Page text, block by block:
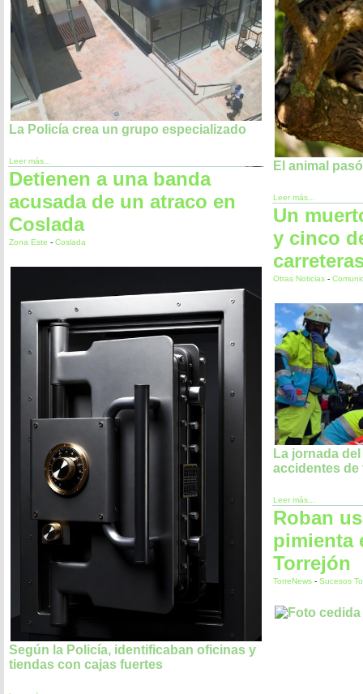
La Policía crea un grupo especializado
Leer más...
Detienen a una banda
acusada de un atraco en
Coslada
Zona Este - Coslada
Según la Policía, identificaban oficinas y
tiendas con cajas fuertes
El animal
Leer más...
Un
y cinco
Otras Noticias -
La jornada
accidentes de
Leer más...
Roban
pimienta
Torrejón
TorreNews - Sucesos